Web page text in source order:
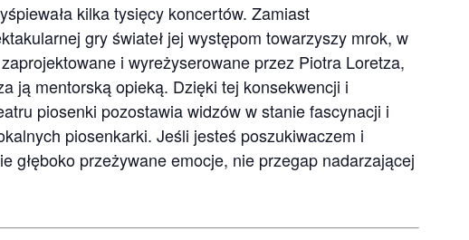
kilka tysięcy koncertów. Zamiast
gry świateł jej występom towarzyszy mrok, w
i wyreżyserowane przez Piotra Loretza,
ją mentorską opieką. Dzięki tej konsekwencji i
piosenki pozostawia widzów w stanie fascynacji i
piosenkarki. Jeśli jesteś poszukiwaczem i
głęboko przeżywane emocje, nie przegap nadarzającej